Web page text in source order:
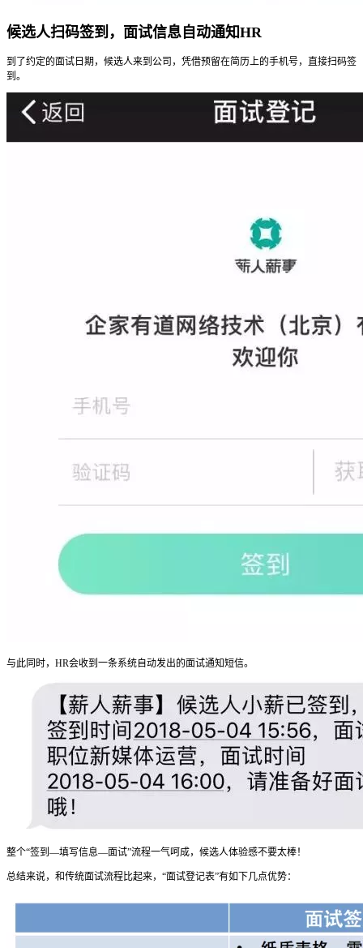
候选人扫码签到，面试信息自动通知HR
到了约定的面试日期，候选人来到公司，凭借预留在简历上的手机号，直接扫码签
到。
与此同时，HR会收到一条系统自动发出的面试通知短信。
整个“签到—填写信息—面试”流程一气呵成，候选人体验感不要太棒！
总结来说，和传统面试流程比起来，“面试登记表”有如下几点优势：